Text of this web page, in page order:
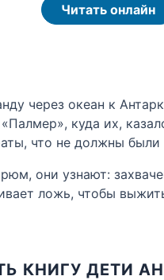
Читать онлайн
через океан к
куда их,
что не должны были
они узнают:
ложь, чтобы
КНИГУ ДЕТИ